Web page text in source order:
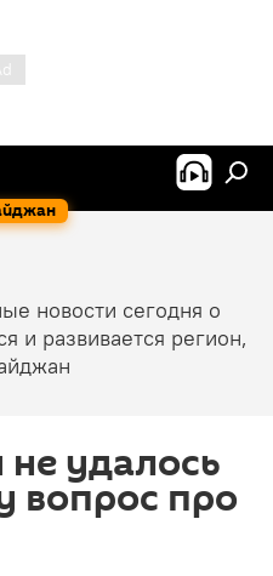
новости сегодня о
и развивается регион,
удалось
вопрос про